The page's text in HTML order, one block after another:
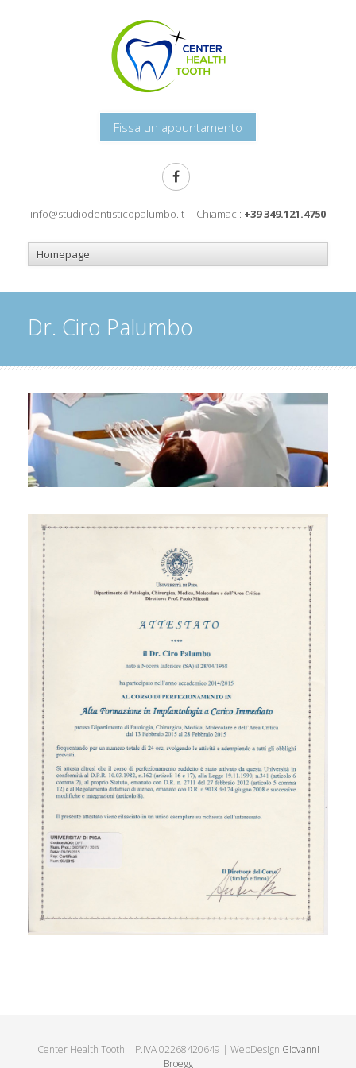
Fissa un appuntamento
info@studiodentisticopalumbo.it Chiamaci: +39 349.121.4750
Dr. Ciro Palumbo
Center Health Tooth | P.IVA 02268420649 | WebDesign Giovanni
Broegg